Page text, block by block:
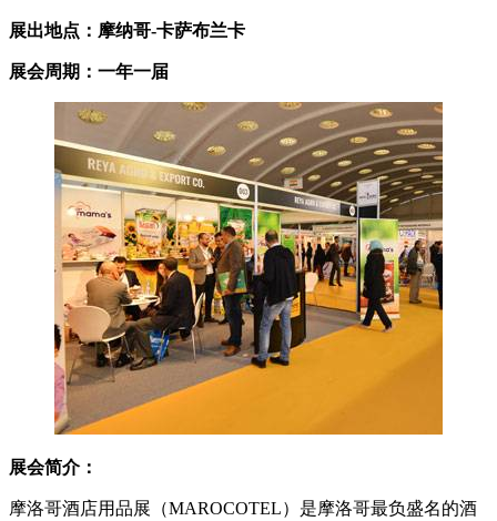
展出地点：摩纳哥-卡萨布兰卡
展会周期：一年一届
展会简介：
摩洛哥酒店用品展（MAROCOTEL）是摩洛哥最负盛名的酒